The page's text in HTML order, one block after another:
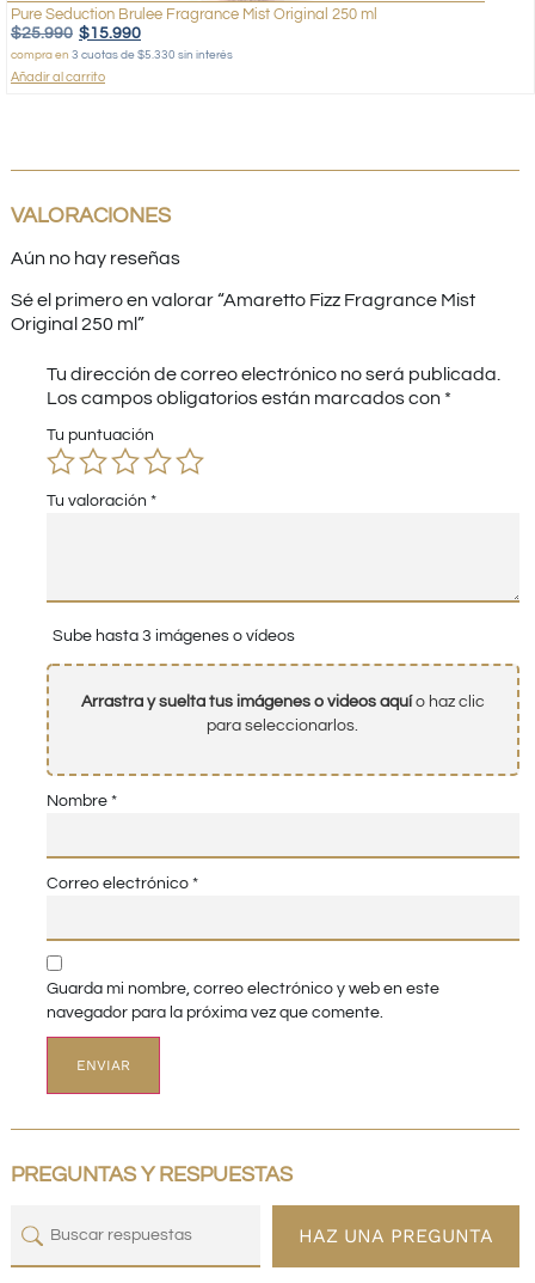
Pure Seduction Brulee Fragrance Mist Original 250 ml
$25.990 $15.990
compra en 3 cuotas de $5.330 sin interés
Añadir al carrito
VALORACIONES
Aún no hay reseñas
Sé el primero en valorar “Amaretto Fizz Fragrance Mist
Original 250 ml”
Tu dirección de correo electrónico no será publicada.
Los campos obligatorios están marcados con *
Tu puntuación
Tu valoración *
Sube hasta 3 imágenes o vídeos
Arrastra y suelta tus imágenes o videos aquío haz clic
para seleccionarlos.
Nombre *
Correo electrónico *
Guarda mi nombre, correo electrónico y web en este
navegador para la próxima vez que comente.
PREGUNTAS Y RESPUESTAS
HAZ UNA PREGUNTA